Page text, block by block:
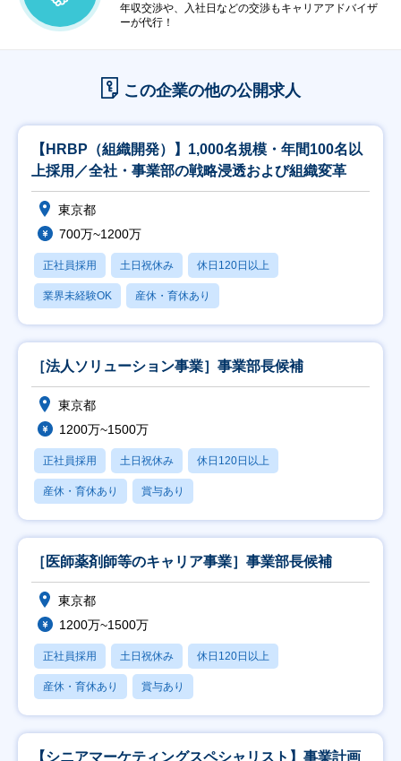
年収交渉や、入社日などの交渉もキャリアアドバイザ
ーが代行！
この企業の他の公開求人
【HRBP（組織開発）】1,000名規模・年間100名以
上採用／全社・事業部の戦略浸透および組織変革
東京都
700万~1200万
正社員採用 土日祝休み 休日120日以上
業界未経験OK 産休・育休あり
［法人ソリューション事業］事業部長候補
東京都
1200万~1500万
正社員採用 土日祝休み 休日120日以上
産休・育休あり 賞与あり
［医師薬剤師等のキャリア事業］事業部長候補
東京都
1200万~1500万
正社員採用 土日祝休み 休日120日以上
産休・育休あり 賞与あり
【シニアマーケティングスペシャリスト】事業計画